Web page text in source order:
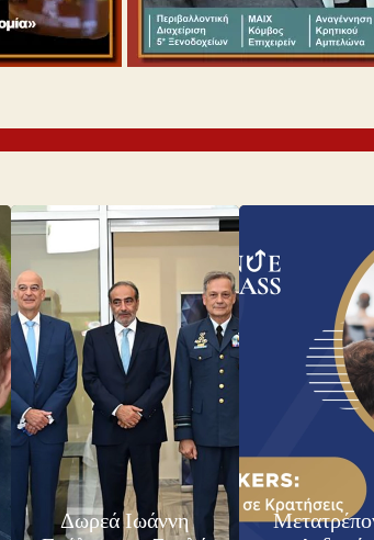
Δωρεά Ιωάννη